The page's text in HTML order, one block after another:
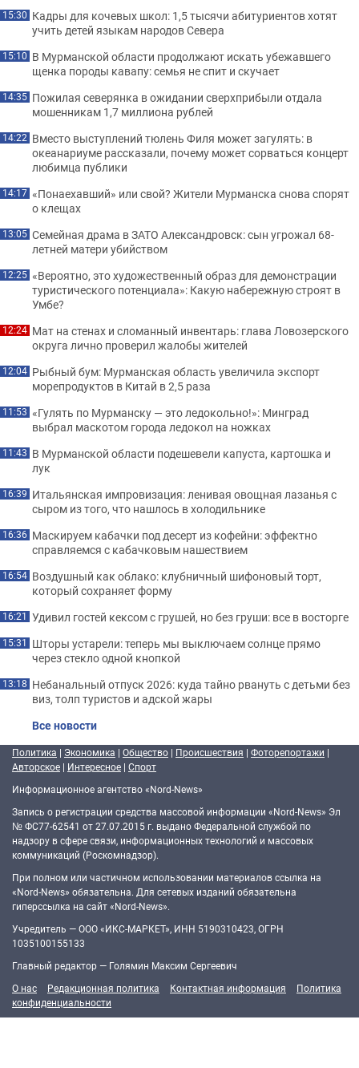
15:30 Кадры для кочевых школ: 1,5 тысячи абитуриентов хотят
учить детей языкам народов Севера
15:10 В Мурманской области продолжают искать убежавшего
щенка породы кавапу: семья не спит и скучает
14:35 Пожилая северянка в ожидании сверхприбыли отдала
мошенникам 1,7 миллиона рублей
14:22 Вместо выступлений тюлень Филя может загулять: в
океанариуме рассказали, почему может сорваться концерт
любимца публики
14:17 «Понаехавший» или свой? Жители Мурманска снова спорят
о клещах
13:05 Семейная драма в ЗАТО Александровск: сын угрожал 68-
летней матери убийством
12:25 «Вероятно, это художественный образ для демонстрации
туристического потенциала»: Какую набережную строят в
Умбе?
12:24 Мат на стенах и сломанный инвентарь: глава Ловозерского
округа лично проверил жалобы жителей
12:04 Рыбный бум: Мурманская область увеличила экспорт
морепродуктов в Китай в 2,5 раза
11:53 «Гулять по Мурманску — это ледокольно!»: Минград
выбрал маскотом города ледокол на ножках
11:43 В Мурманской области подешевели капуста, картошка и
лук
16:39 Итальянская импровизация: ленивая овощная лазанья с
сыром из того, что нашлось в холодильнике
16:36 Маскируем кабачки под десерт из кофейни: эффектно
справляемся с кабачковым нашествием
16:54 Воздушный как облако: клубничный шифоновый торт,
который сохраняет форму
16:21 Удивил гостей кексом с грушей, но без груши: все в восторге
15:31 Шторы устарели: теперь мы выключаем солнце прямо
через стекло одной кнопкой
13:18 Небанальный отпуск 2026: куда тайно рвануть с детьми без
виз, толп туристов и адской жары
Все новости
Политика | Экономика | Общество | Происшествия | Фоторепортажи |
Авторское | Интересное | Спорт
Информационное агентство «Nord-News»
Запись о регистрации средства массовой информации «Nord-News» Эл
№ ФС77-62541 от 27.07.2015 г. выдано Федеральной службой по
надзору в сфере связи, информационных технологий и массовых
коммуникаций (Роскомнадзор).
При полном или частичном использовании материалов ссылка на
«Nord-News» обязательна. Для сетевых изданий обязательна
гиперссылка на сайт «Nord-News».
Учредитель — ООО «ИКС-МАРКЕТ», ИНН 5190310423, ОГРН
1035100155133
Главный редактор — Голямин Максим Сергеевич
О нас
Редакционная политика Контактная информация
Политика
конфиденциальности